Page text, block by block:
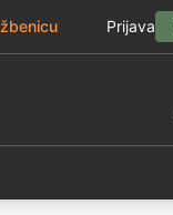
Prijava